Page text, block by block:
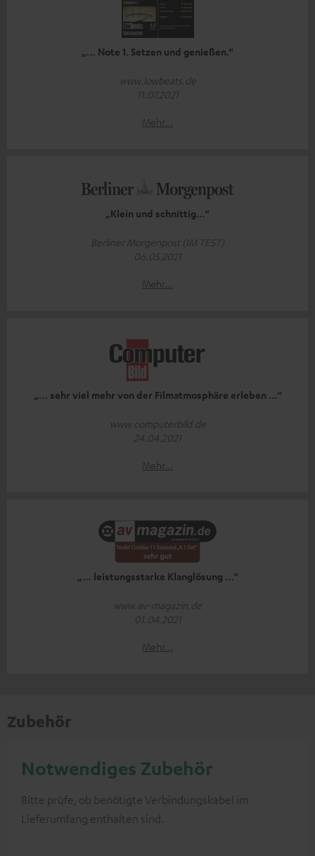
„… Note 1. Setzen und genießen.“
www.lowbeats.de
11.07.2021
Mehr...
„Klein und schnittig…“
Berliner Morgenpost (IM TEST)
06.05.2021
Mehr...
„… sehr viel mehr von der Filmatmosphäre erleben …“
www.computerbild.de
24.04.2021
Mehr...
„… leistungsstarke Klanglösung …“
www.av-magazin.de
01.04.2021
Mehr...
Zubehör
Notwendiges Zubehör
Bitte prüfe, ob benötigte Verbindungskabel im
Lieferumfang enthalten sind.